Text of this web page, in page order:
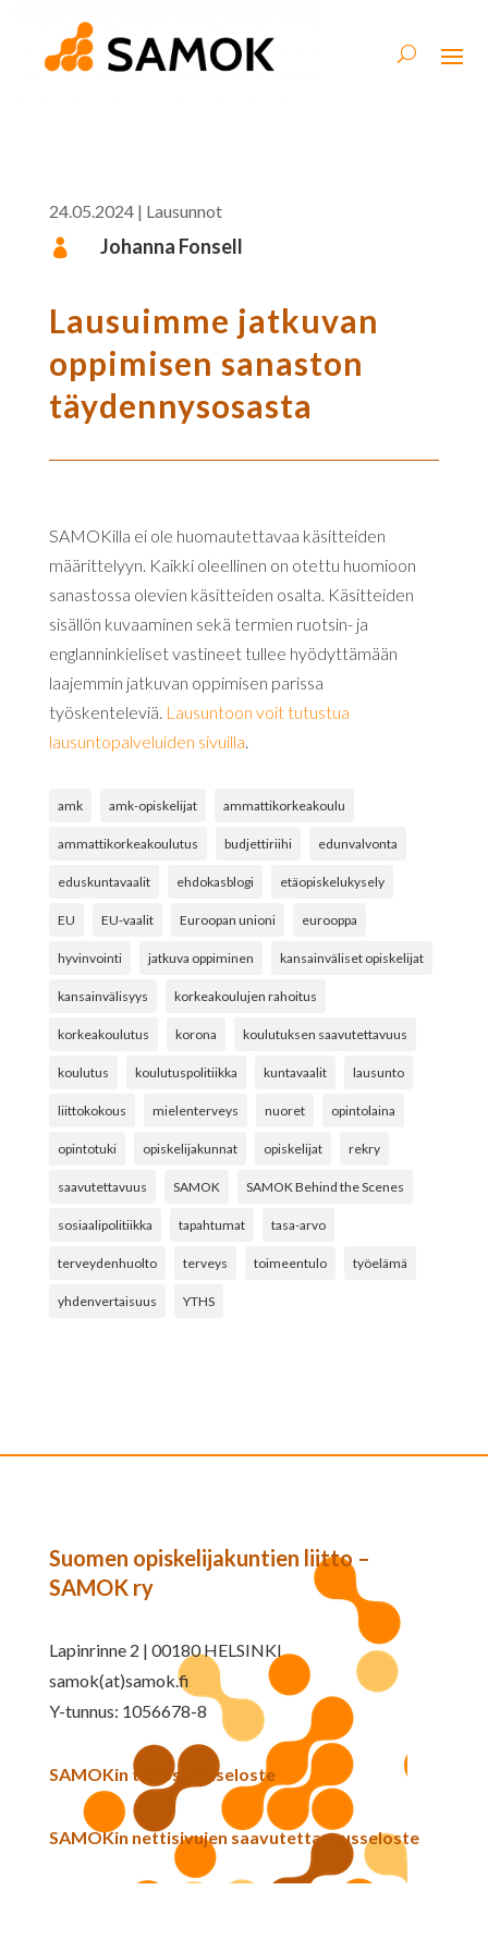
24.05.2024| Lausunnot
 Johanna Fonsell
Lausuimme jatkuvan
oppimisen sanaston
täydennysosasta
SAMOKilla ei ole huomautettavaa käsitteiden
määrittelyyn. Kaikki oleellinen on otettu huomioon
sanastossa olevien käsitteiden osalta. Käsitteiden
sisällön kuvaaminen sekä termien ruotsin- ja
englanninkieliset vastineet tullee hyödyttämään
laajemmin jatkuvan oppimisen parissa
työskenteleviä. Lausuntoon voit tutustua
lausuntopalveluiden sivuilla.
amk amk-opiskelijat ammattikorkeakoulu
ammattikorkeakoulutus budjettiriihi edunvalvonta
eduskuntavaalit ehdokasblogi etäopiskelukysely
EU EU-vaalit Euroopan unioni eurooppa
hyvinvointi jatkuva oppiminen kansainväliset opiskelijat
kansainvälisyys korkeakoulujen rahoitus
korkeakoulutus korona koulutuksen saavutettavuus
koulutus koulutuspolitiikka kuntavaalit lausunto
liittokokous mielenterveys nuoret opintolaina
opintotuki opiskelijakunnat opiskelijat rekry
saavutettavuus SAMOK SAMOK Behind the Scenes
sosiaalipolitiikka tapahtumat tasa-arvo
terveydenhuolto terveys toimeentulo työelämä
yhdenvertaisuus YTHS
Suomen opiskelijakuntien liitto –
SAMOK ry
Lapinrinne 2 | 00180 HELSINKI
samok(at)samok.fi
Y-tunnus: 1056678-8
SAMOKin tietosuojaseloste
SAMOKin nettisivujen saavutettavuusseloste